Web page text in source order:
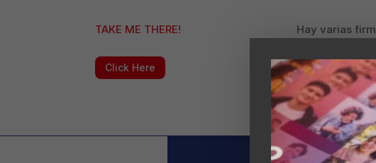
TAKE ME THERE!
Click Here
Hay varias
del
de más
$ 1.7 billones